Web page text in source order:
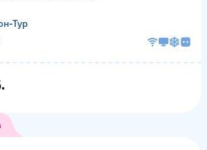
Тур